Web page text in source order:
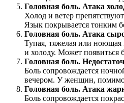
Головная боль. Атака
Холод и ветер
Язык покрывается тонким
Головная боль. Атака
Тупая, тяжелая или ноющая
и холоду. Может
Головная боль.
Боль сопровождается
вечером. У женщин,
Головная боль. Атака
Боль сопровождается